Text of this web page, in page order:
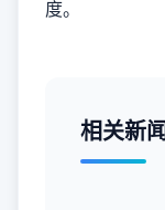
度。
相关新闻